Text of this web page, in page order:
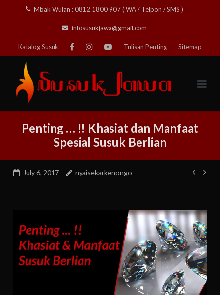
Mbak Wulan : 0812 1800 907 ( WA / Telpon / SMS )
infosusukjawa@gmail.com
Katalog Susuk Tulisan Penting Sitemap
Penting … !! Khasiat dan Manfaat
Spesial Susuk Berlian
July 6, 2017 nyaisekarkenongo
Post